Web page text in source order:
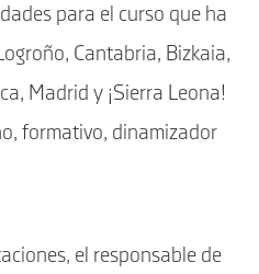
para el curso que ha
Cantabria, Bizkaia,
Madrid y ¡Sierra Leona!
formativo, dinamizador
el responsable de